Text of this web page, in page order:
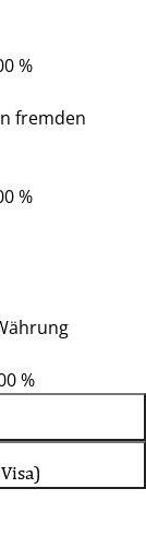
%
fremden
%
%